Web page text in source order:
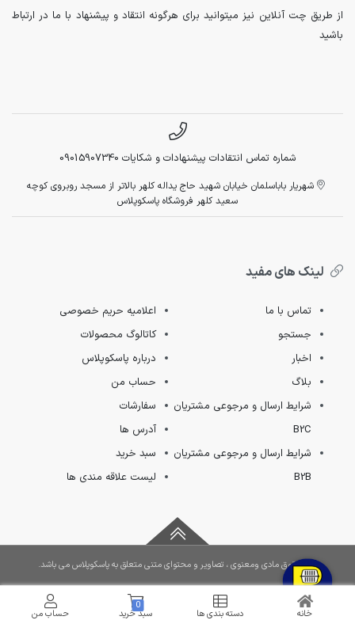
خانه دسته بندی ها سبد خرید
0
حساب من
از طریق چت آنلاین نیز میتوانید برای هرگونه انتقاد و پیشنهاد با ما در ارتباط
باشید
شماره تماس انتقادات پیشنهادات و شکایات 09015907340
شهریار باباسلمان خیابان شهید حاج یداله کلهر بالاتر از مسجد روبروی کوچه
سعید کلهر فروشگاه پاسکوپلاس
لینک های مفید
تماس با ما
جستجو
اخبار
بلاگ
شرایط ارسال و مرجوعی مشتریان
B2C
شرایط ارسال و مرجوعی مشتریان
B2B
اعلامیه حریم خصوصی
کاتالوگ محصولات
درباره پاسکوپلاس
حساب من
سفارشات
آدرس ها
سبد خرید
لیست علاقه مندی ها
کلیه حقوق مادی ومعنوی ، تصاویر و محتوای متنی متعلق به پاسکوپلاس می باشد.